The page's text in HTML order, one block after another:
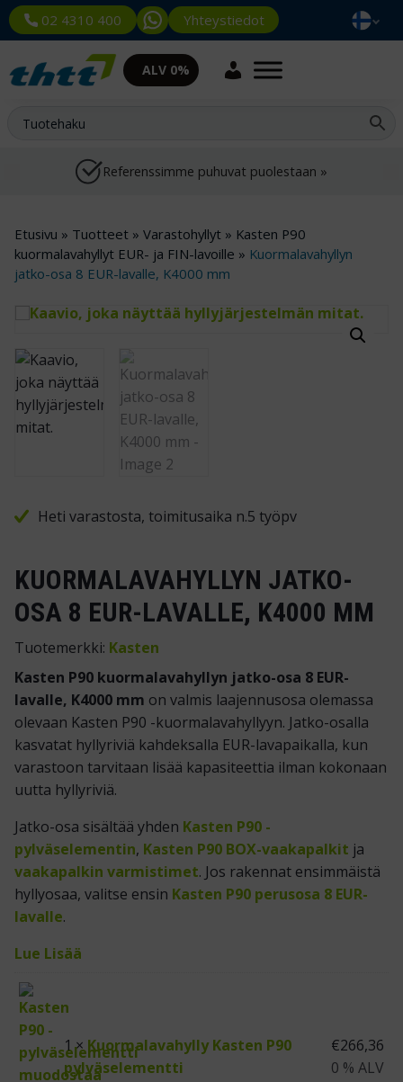
02 4310 400 Yhteystiedot
ALV 0%
Referenssimme puhuvat puolestaan »
Etusivu » Tuotteet » Varastohyllyt » Kasten P90
kuormalavahyllyt EUR- ja FIN-lavoille » Kuormalavahyllyn
jatko-osa 8 EUR-lavalle, K4000 mm
Heti varastosta, toimitusaika n.5 työpv
KUORMALAVAHYLLYN JATKO-
OSA 8 EUR-LAVALLE, K4000 MM
Tuotemerkki: Kasten
Kasten P90 kuormalavahyllyn jatko-osa 8 EUR-
lavalle, K4000 mm on valmis laajennusosa olemassa
olevaan Kasten P90 -kuormalavahyllyyn. Jatko-osalla
kasvatat hyllyriviä kahdeksalla EUR-lavapaikalla, kun
varastoon tarvitaan lisää kapasiteettia ilman kokonaan
uutta hyllyriviä.
Jatko-osa sisältää yhden Kasten P90 -
pylväselementin, Kasten P90 BOX-vaakapalkit ja
vaakapalkin varmistimet. Jos rakennat ensimmäistä
hyllyosaa, valitse ensin Kasten P90 perusosa 8 EUR-
lavalle.
Lue Lisää
1 ×Kuormalavahylly Kasten P90
pylväselementti
€266,36
0 % ALV